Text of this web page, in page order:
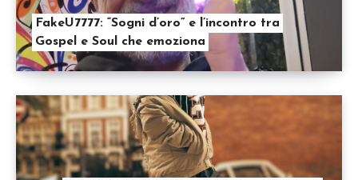
FakeU7777: “Sogni d’oro” e l’incontro tra
Gospel e Soul che emoziona